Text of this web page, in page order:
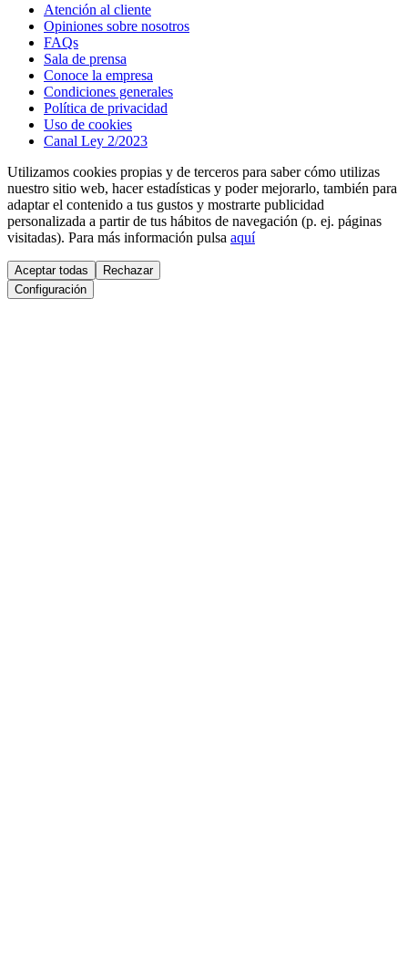
Atención al cliente
Opiniones sobre nosotros
FAQs
Sala de prensa
Conoce la empresa
Condiciones generales
Política de privacidad
Uso de cookies
Canal Ley 2/2023
Utilizamos cookies propias y de terceros para saber cómo utilizas
nuestro sitio web, hacer estadísticas y poder mejorarlo, también para
adaptar el contenido a tus gustos y mostrarte publicidad
personalizada a partir de tus hábitos de navegación (p. ej. páginas
visitadas). Para más información pulsa aquí
Aceptar todas
Rechazar
Configuración